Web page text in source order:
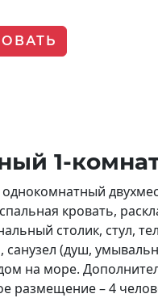
1-
кровать,
столик, стул,
санузел (душ,
на море.
размещение – 4